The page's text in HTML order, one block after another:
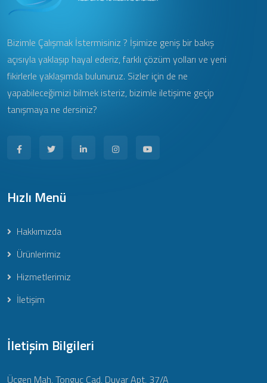
Bizimle Çalışmak İstermisiniz ? İşimize geniş bir bakış
açısıyla yaklaşıp hayal ederiz, farklı çözüm yolları ve yeni
fikirlerle yaklaşımda bulunuruz. Sizler için de ne
yapabileceğimizi bilmek isteriz, bizimle iletişime geçip
tanışmaya ne dersiniz?
Hızlı Menü
Hakkımızda
Ürünlerimiz
Hizmetlerimiz
İletişim
İletişim Bilgileri
Üçgen Mah, Tonguç Cad, Duyar Apt, 37/A